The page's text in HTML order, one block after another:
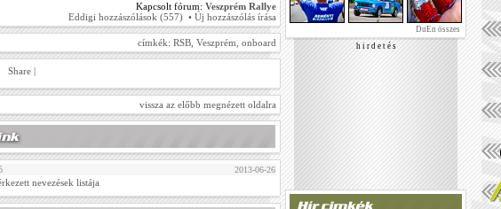
Kapcsolt fórum: Veszprém Rallye
Eddigi hozzászólások (557) • Új hozzászólás írása
címkék: RSB, Veszprém, onboard
Share
vissza az előbb megnézett oldalra
2013-06-26
nevezések listája
DuEn összes
h i r d e t é s